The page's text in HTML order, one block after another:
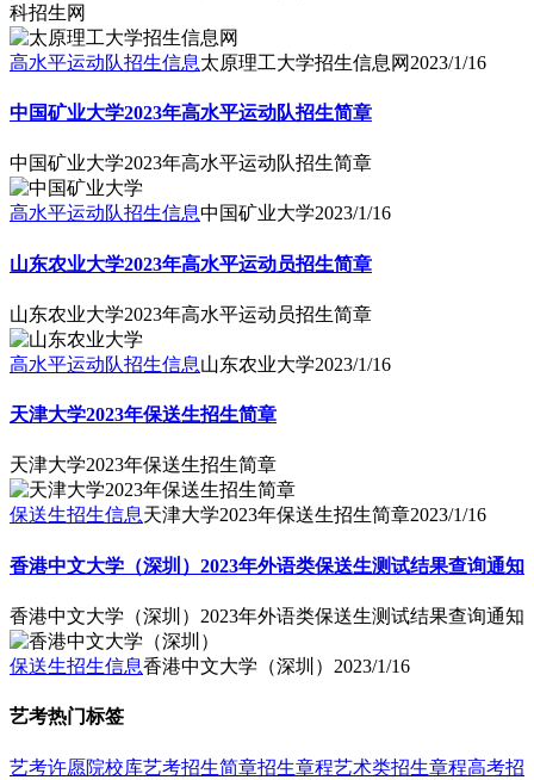
科招生网
高水平运动队招生信息太原理工大学招生信息网 2023/1/16
中国矿业大学2023年高水平运动队招生简章
中国矿业大学2023年高水平运动队招生简章
高水平运动队招生信息中国矿业大学2023/1/16
山东农业大学2023年高水平运动员招生简章
山东农业大学2023年高水平运动员招生简章
高水平运动队招生信息山东农业大学2023/1/16
天津大学2023年保送生招生简章
天津大学2023年保送生招生简章
保送生招生信息天津大学2023年保送生招生简章2023/1/16
香港中文大学（深圳）2023年外语类保送生测试结果查询通知
香港中文大学（深圳）2023年外语类保送生测试结果查询通知
保送生招生信息香港中文大学（深圳） 2023/1/16
艺考热门标签
艺考许愿院校库艺考招生简章招生章程艺术类招生章程高考招